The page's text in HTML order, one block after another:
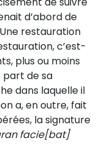
d’abord de
restauration
c’est-
plus ou moins
part de sa
dans laquelle il
a, en outre, fait
la signature
facie[bat]